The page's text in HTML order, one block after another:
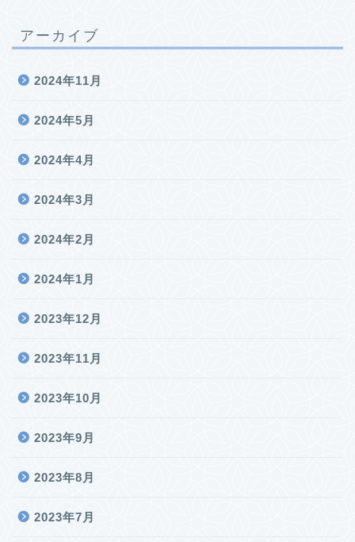
アーカイブ
2024年11月
2024年5月
2024年4月
2024年3月
2024年2月
2024年1月
2023年12月
2023年11月
2023年10月
2023年9月
2023年8月
2023年7月